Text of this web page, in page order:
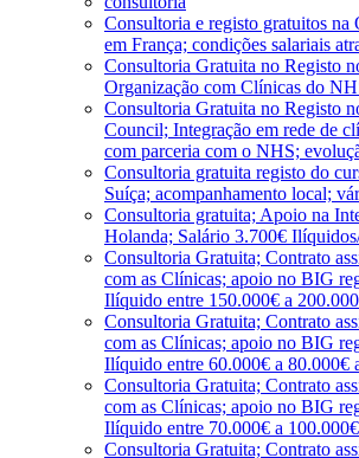
Consultoria e registo gratuitos na
em França; condições salariais
Consultoria Gratuita no Registo
Organização com Clínicas do
Consultoria Gratuita no Registo
Council; Integração em rede de
com parceria com o NHS;
Consultoria gratuita registo do
Suíça; acompanhamento local;
Consultoria gratuita; Apoio na
Holanda; Salário 3.700€
Consultoria Gratuita; Contrato
com as Clínicas; apoio no BIG
Ilíquido entre 150.000€ a
Consultoria Gratuita; Contrato
com as Clínicas; apoio no BIG
Ilíquido entre 60.000€ a 80.000€
Consultoria Gratuita; Contrato
com as Clínicas; apoio no BIG
Ilíquido entre 70.000€ a
Consultoria Gratuita; Contrato